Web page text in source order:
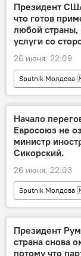
Президент
что готов
любой страны,
услуги со
26 июня, 22:09
Sputnik
Начало
Евросоюз не
министр
Сикорский.
26 июня, 22:03
Sputnik
Президент
страна снова
потому что